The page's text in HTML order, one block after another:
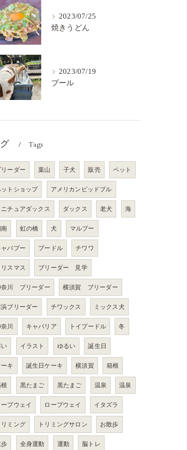
2023/07/25
焼きうどん
2023/07/19
プール
Tags
リーダー 葉山 子犬 販売 ペット
ットショップ アメリカンピッドブル
ニチュアダックス ダックス 老犬 海
虹の橋 犬 マルプー
ャバプー プードル チワワ
リスマス ブリーダー 見学
奈川 ブリーダー 横須賀 ブリーダー
ブリーダー チワックス ミックス犬
川 キャバリア トイプードル 冬
イラスト ゆるい 誕生日
キ 誕生日ケーキ 横須賀 箱根
黒たまご 黒たまご 温泉 温泉
ープウェイ ロープウェイ イタズラ
リミング トリミングサロン お散歩
全身運動 運動 脳トレ